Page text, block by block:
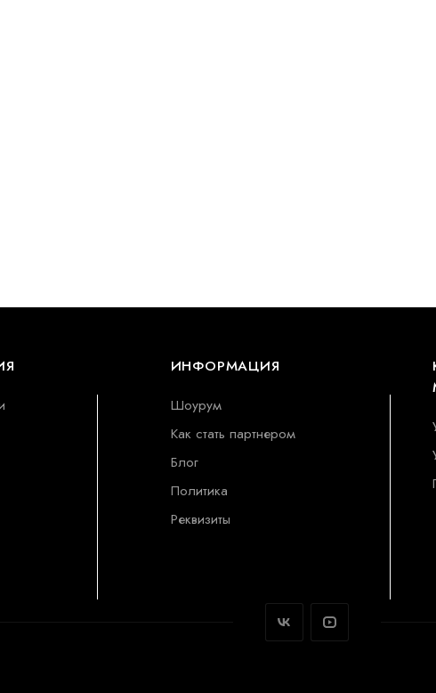
ИНФОРМАЦИЯ
Шоурум
Как стать партнером
Блог
Политика
Реквизиты